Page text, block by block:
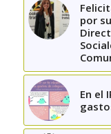
por
En el